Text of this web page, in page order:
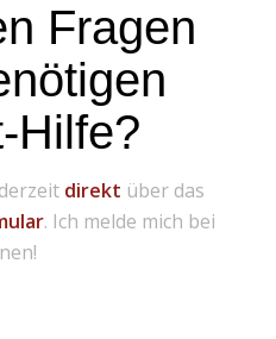
Fragen
Hilfe?
direkt über das
. Ich melde mich bei